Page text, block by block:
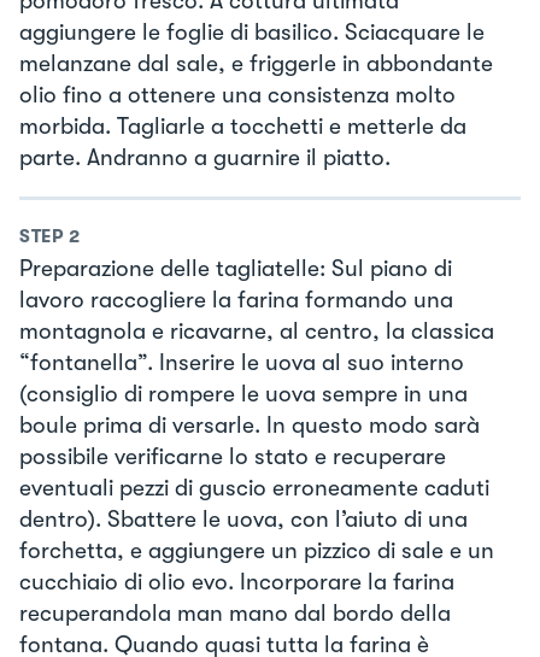
aggiungere le foglie di basilico. Sciacquare le
melanzane dal sale, e friggerle in abbondante
olio fino a ottenere una consistenza molto
morbida. Tagliarle a tocchetti e metterle da
parte. Andranno a guarnire il piatto.
STEP 2
Preparazione delle tagliatelle: Sul piano di
lavoro raccogliere la farina formando una
montagnola e ricavarne, al centro, la classica
“fontanella”. Inserire le uova al suo interno
(consiglio di rompere le uova sempre in una
boule prima di versarle. In questo modo sarà
possibile verificarne lo stato e recuperare
eventuali pezzi di guscio erroneamente caduti
dentro). Sbattere le uova, con l’aiuto di una
forchetta, e aggiungere un pizzico di sale e un
cucchiaio di olio evo. Incorporare la farina
recuperandola man mano dal bordo della
fontana. Quando quasi tutta la farina è